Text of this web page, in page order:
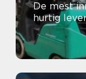
De mest
hurtig